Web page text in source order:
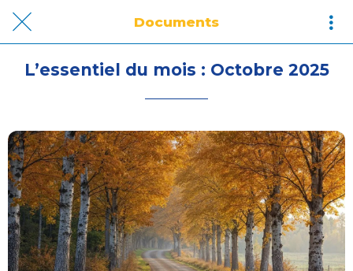
Documents
L’essentiel du mois : Octobre 2025